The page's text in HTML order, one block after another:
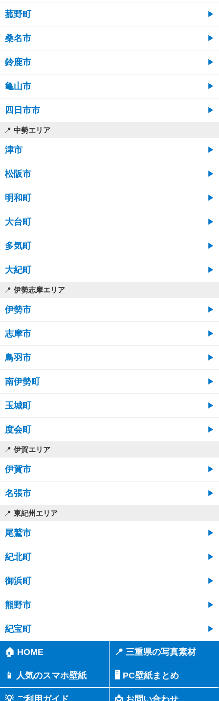
菰野町
桑名市
鈴鹿市
亀山市
四日市市
中勢エリア
津市
松阪市
明和町
大台町
多気町
大紀町
伊勢志摩エリア
伊勢市
志摩市
鳥羽市
南伊勢町
玉城町
度会町
伊賀エリア
伊賀市
名張市
東紀州エリア
尾鷲市
紀北町
御浜町
熊野市
紀宝町
🏠 HOME 📍 三重県の写真素材
📱 人気のスマホ壁紙 🖥️ PC壁紙まとめ